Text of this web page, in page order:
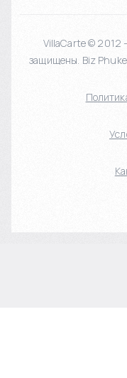
VillaCarte © 2012
защищены. Biz